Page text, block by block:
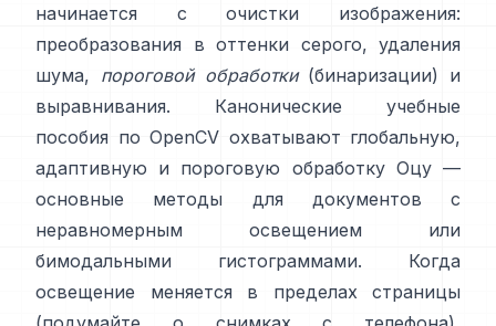
начинается с очистки изображения:
преобразования в оттенки серого, удаления
шума, пороговой обработки(бинаризации) и
выравнивания. Канонические учебные
пособия по OpenCV охватывают глобальную,
адаптивную и пороговую обработку Оцу —
основные методы для документов с
неравномерным освещением или
бимодальными гистограммами. Когда
освещение меняется в пределах страницы